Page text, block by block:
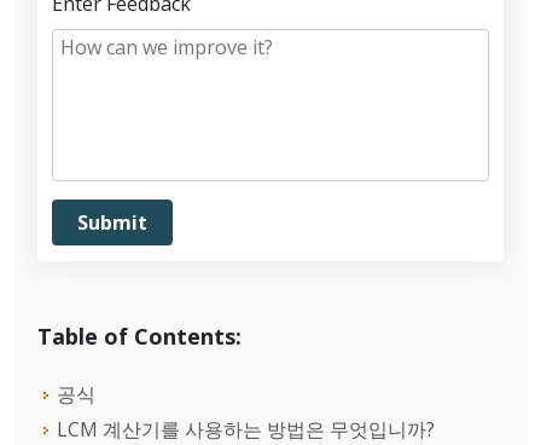
Table of Contents:
공식
LCM 계산기를 사용하는 방법은 무엇입니까?